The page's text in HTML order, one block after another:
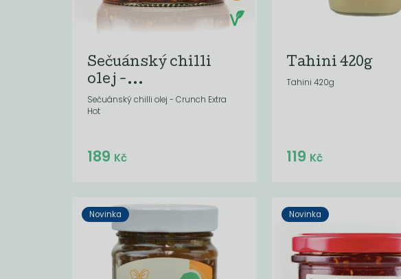
Sečuánský chilli
olej -...
Sečuánský chilli olej - Crunch Extra
Hot
Do košíku:
189 Kč
Tahini 420g
Tahini 420g
119 Kč
Novinka Novinka